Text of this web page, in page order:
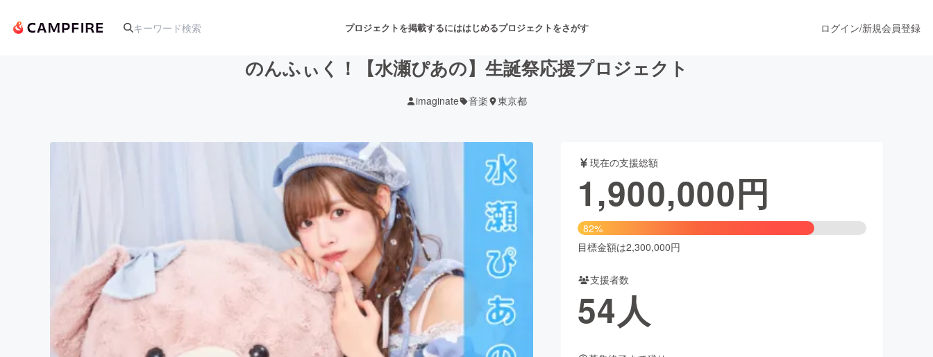
プロジェクトを掲載するにははじめるプロジェクトをさがす
音楽 舞台・パフォーマンス
ゲーム・サービス開発 フード・飲食店 ファッション
映像・映画 書籍・雑誌出版 アニメ・漫画
チャレンジ ビューティー・ヘルスケア
まちづくり・地域活性化
ログイン/新規会員登録
のんふぃく！【水瀬ぴあの】生誕祭応援プロジェクト
imaginate 音楽 東京都
現在の支援総額
1,900,000円
82%
目標金額は2,300,000円
支援者数
54人